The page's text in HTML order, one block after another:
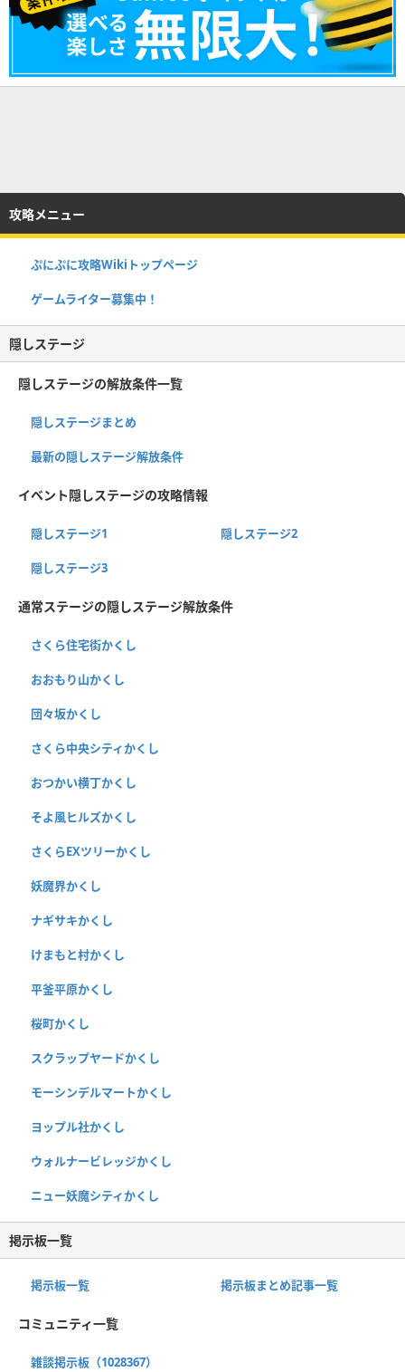
攻略メニュー
ぷにぷに攻略Wikiトップページ
ゲームライター募集中！
隠しステージ
隠しステージの解放条件一覧
隠しステージまとめ
最新の隠しステージ解放条件
イベント隠しステージの攻略情報
隠しステージ1 隠しステージ2
隠しステージ3
通常ステージの隠しステージ解放条件
さくら住宅街かくし
おおもり山かくし
団々坂かくし
さくら中央シティかくし
おつかい横丁かくし
そよ風ヒルズかくし
さくらEXツリーかくし
妖魔界かくし
ナギサキかくし
けまもと村かくし
平釜平原かくし
桜町かくし
スクラップヤードかくし
モーシンデルマートかくし
ヨップル社かくし
ウォルナービレッジかくし
ニュー妖魔シティかくし
掲示板一覧
掲示板一覧 掲示板まとめ記事一覧
コミュニティ一覧
雑談掲示板（1028367）